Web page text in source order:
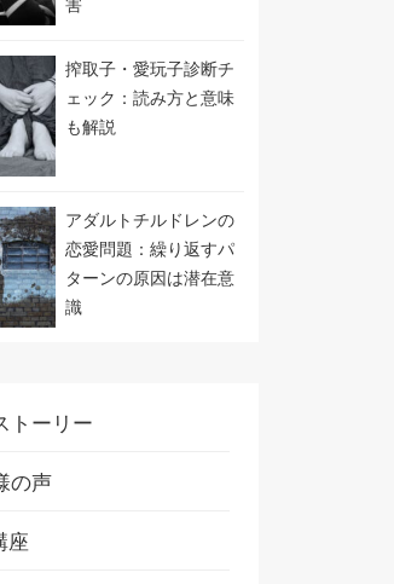
害
搾取子・愛玩子診断チ
ェック：読み方と意味
も解説
アダルトチルドレンの
恋愛問題：繰り返すパ
ターンの原因は潜在意
識
トーリー
の声
座